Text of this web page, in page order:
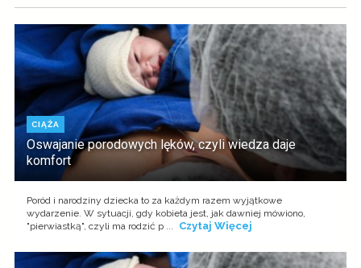
CIĄŻA
Oswajanie porodowych lęków, czyli wiedza daje
komfort
Poród i narodziny dziecka to za każdym razem wyjątkowe
wydarzenie. W sytuacji, gdy kobieta jest, jak dawniej mówiono,
"pierwiastką", czyli ma rodzić p ...
Czytaj Więcej